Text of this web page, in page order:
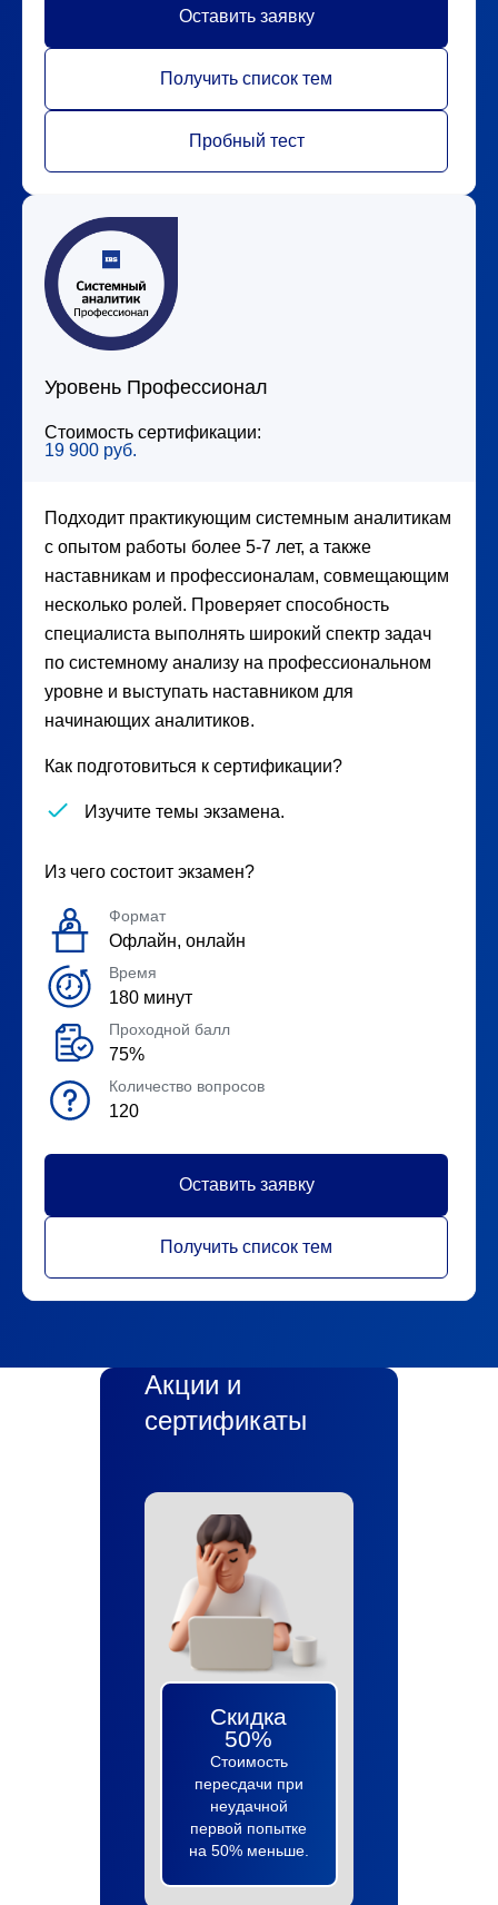
Оставить заявку
Получить список тем
Пробный тест
Из чего состоит экзамен?
Формат
Офлайн, онлайн
Время
180 минут
Проходной балл
75%
Количество вопросов
120
Уровень Профессионал
Стоимость сертификации:
19 900 руб.
Подходит практикующим системным аналитикам
с опытом работы более 5-7 лет, а также
наставникам и профессионалам, совмещающим
несколько ролей. Проверяет способность
специалиста выполнять широкий спектр задач
по системному анализу на профессиональном
уровне и выступать наставником для
начинающих аналитиков.
Как подготовиться к сертификации?
Изучите темы экзамена.
Оставить заявку
Получить список тем
Акции и
сертификаты
Скидка
50%
Стоимость
пересдачи при
неудачной
первой попытке
на 50% меньше.